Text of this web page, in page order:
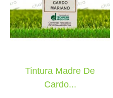
Tintura Madre De
Cardo...